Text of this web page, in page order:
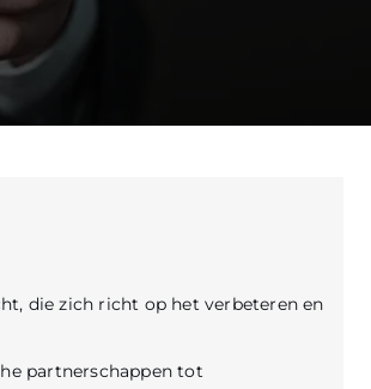
die zich richt op het verbeteren en
partnerschappen tot